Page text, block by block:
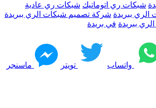
شبكات ري اتوماتيك شبكات ري عادية
ببريدة شركة تصميم شبكات الري ببريدة
ببريدة في بريدة
واتساب تويتر ماسنجر